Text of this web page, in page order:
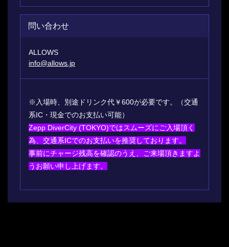
問い合わせ
ALLOWS
info@allows.jp
※入場時、別途ドリンク代￥600が必要です。（交通
系IC・現金でのお支払い可能）
Zepp DiverCity (TOKYO)ではスムーズにご入場頂く
為、交通系ICでのお支払いを推奨しております。
事前にチャージ残高を確認のうえ、ご来場頂きますよ
うお願い申し上げます。